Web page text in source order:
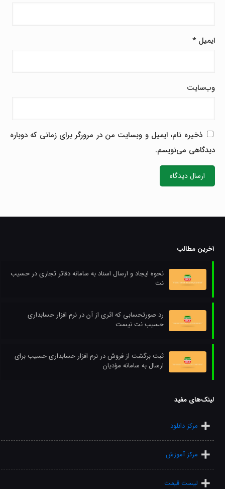
ایمیل*
وب‌سایت
ذخیره نام، ایمیل و وبسایت من در مرورگر برای زمانی که دوباره
دیدگاهی می‌نویسم.
آخرین مطالب
نحوه ایجاد و ارسال اسناد به سامانه دفاتر تجاری در حسیب
نت
رد صورتحسابی که اثری از آن در نرم افزار حسابداری
حسیب نت نیست
ثبت برگشت از فروش در نرم افزار حسابداری حسیب برای
ارسال به سامانه مؤدیان
لینک‌های مفید
مرکز دانلود
مرکز آموزش
لیست قیمت